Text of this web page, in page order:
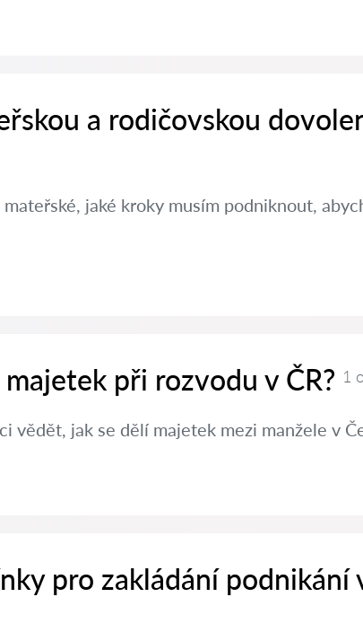
a rodičovskou
jaké kroky musím podniknout,
při rozvodu v ČR? 1
vědět, jak se dělí majetek mezi manžele v
pro zakládání podnikání